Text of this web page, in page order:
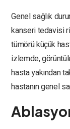
Genel sağlık
kanseri tedavisi
tümörü küçük
izlemde,
hasta yakından
hastanın genel